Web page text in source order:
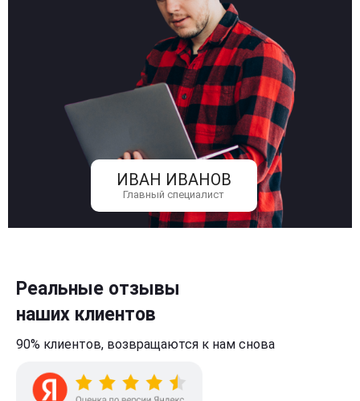
ИВАН ИВАНОВ
Главный специалист
Реальные отзывы
наших клиентов
90% клиентов, возвращаются к нам снова